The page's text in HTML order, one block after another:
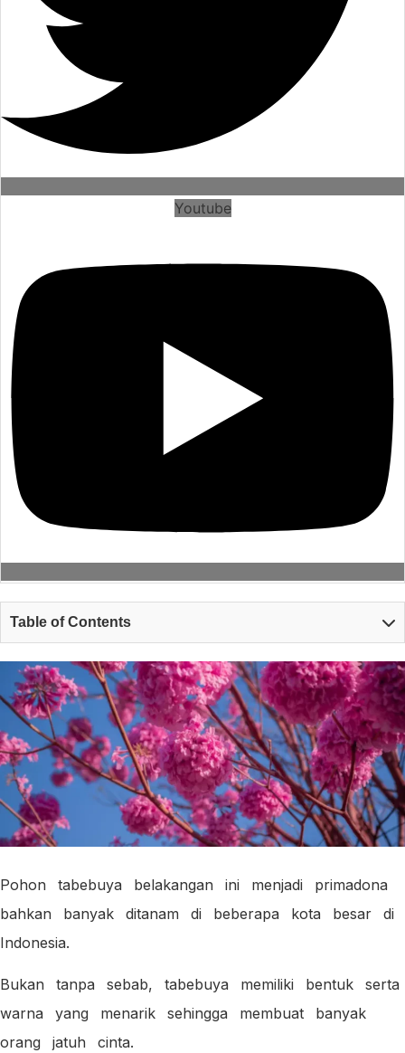
Youtube
Table of Contents
Pohon tabebuya belakangan ini menjadi primadona
bahkan banyak ditanam di beberapa kota besar di
Indonesia.
Bukan tanpa sebab, tabebuya memiliki bentuk serta
warna yang menarik sehingga membuat banyak
orang jatuh cinta.